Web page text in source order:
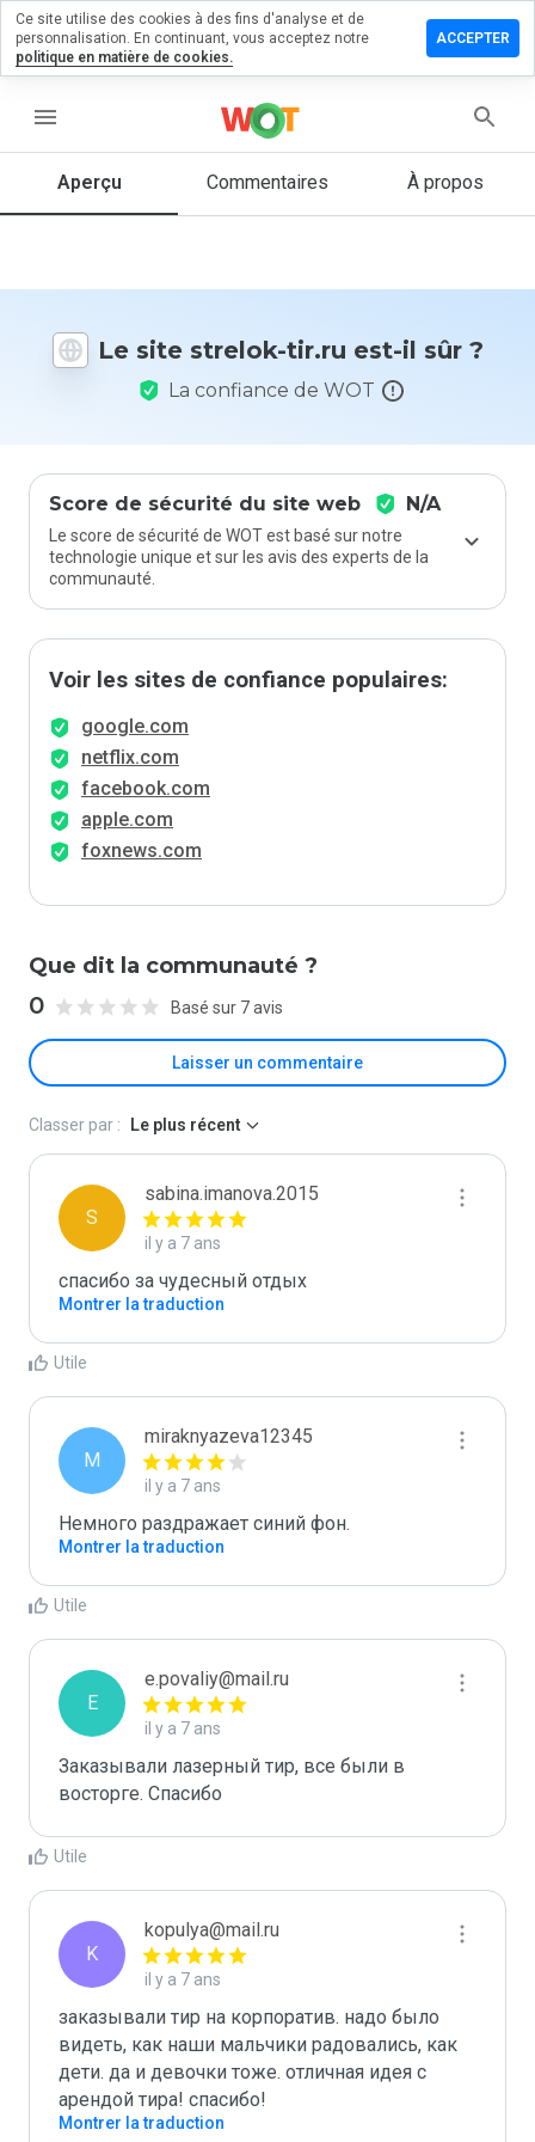
menu
Aperçu Commentaires À propos
Le site strelok-tir.ru est-il sûr ?
La confiance de WOT
Score de sécurité du site web N/A
Le score de sécurité de WOT est basé sur notre
technologie unique et sur les avis des experts de la
communauté.
Voir les sites de confiance populaires:
google.com
netflix.com
facebook.com
apple.com
foxnews.com
Que dit la communauté ?
0 Basé sur 7 avis
Laisser un commentaire
un
1 et 5
vous à ce
site ?
Classer par : Le plus récent
S
sabina.imanova.2015
il y a 7 ans
спасибо за чудесный отдых
Montrer la traduction
Utile
M
miraknyazeva12345
il y a 7 ans
Немного раздражает синий фон.
Montrer la traduction
Utile
E
e.povaliy@mail.ru
il y a 7 ans
Заказывали лазерный тир, все были в
восторге. Спасибо
Utile
K
kopulya@mail.ru
il y a 7 ans
заказывали тир на корпоратив. надо было
видеть, как наши мальчики радовались, как
дети. да и девочки тоже. отличная идея с
арендой тира! спасибо!
Montrer la traduction
Ce site utilise des cookies à des fins d'analyse et de
personnalisation. En continuant, vous acceptez notre
politique en matière de cookies.
ACCEPTER